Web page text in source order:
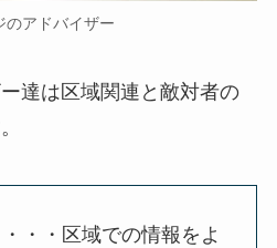
のアドバイザー
達は区域関連と敵対者の
・・区域での情報をよ